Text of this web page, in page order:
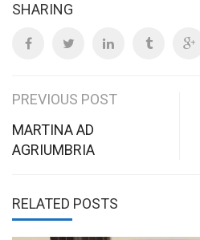
SHARING
Post
navigation
PREVIOUS POST
MARTINA AD
AGRIUMBRIA
RELATED POSTS